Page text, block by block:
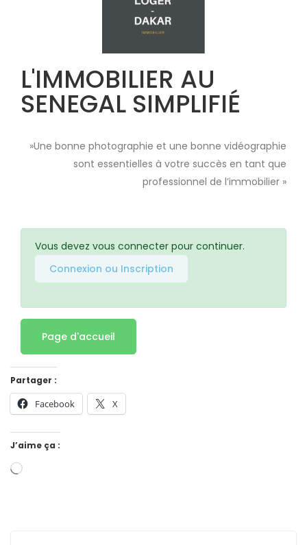
L'IMMOBILIER AU
SENEGAL SIMPLIFIÉ
»Une bonne photographie et une bonne vidéographie
sont essentielles à votre succès en tant que
professionnel de l’immobilier »
Vous devez vous connecter pour continuer.
Connexion ou Inscription
Page d'accueil
Partager :
Facebook X
J’aime ça :